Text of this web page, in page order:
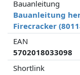
Bauanleitung
Bauanleitung
Firecracker
EAN
5702018033098
Shortlink